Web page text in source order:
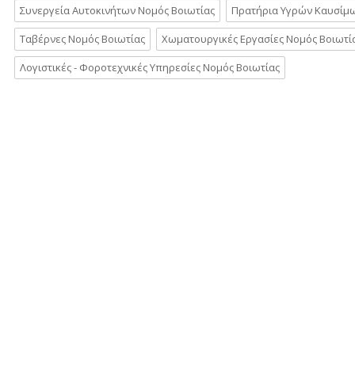
Συνεργεία Αυτοκινήτων Νομός Βοιωτίας
Πρατήρια Υγρών
Ταβέρνες Νομός Βοιωτίας
Χωματουργικές Εργασίες Νομός
Λογιστικές - Φοροτεχνικές Υπηρεσίες Νομός Βοιωτίας